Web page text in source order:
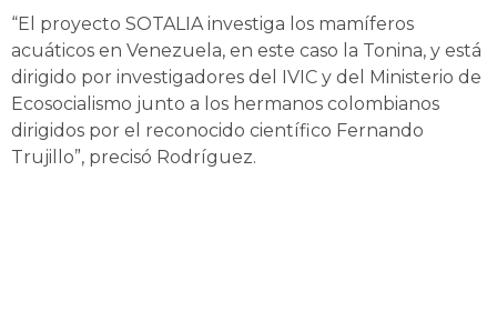
“El proyecto SOTALIA investiga los mamíferos
acuáticos en Venezuela, en este caso la Tonina, y está
dirigido por investigadores del IVIC y del Ministerio de
Ecosocialismo junto a los hermanos colombianos
dirigidos por el reconocido científico Fernando
Trujillo”, precisó Rodríguez.